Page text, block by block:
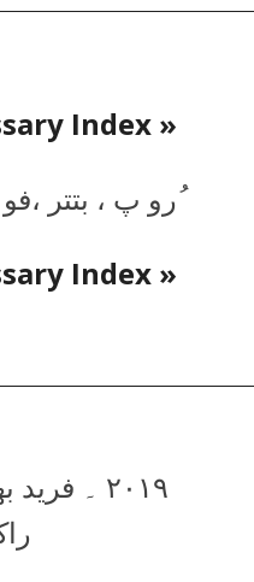
« Back to Glossary Index
ُرو پ ، بتتر
« Back to Glossary Index
۲۰۱۹ ۔